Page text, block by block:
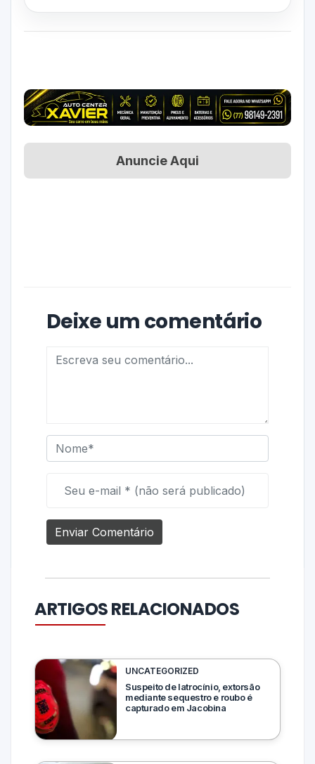
Anuncie Aqui
Deixe um comentário
ARTIGOS RELACIONADOS
UNCATEGORIZED
Suspeito de latrocínio, extorsão
mediante sequestro e roubo é
capturado em Jacobina